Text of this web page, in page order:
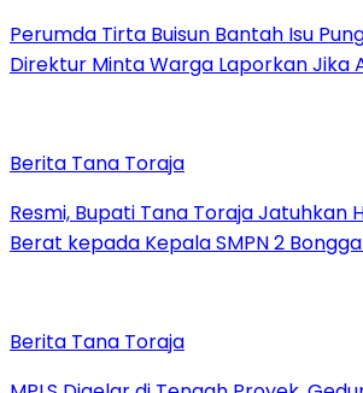
Perumda Tirta Buisun Bantah Isu
Direktur Minta Warga Laporkan Jika
Berita Tana Toraja
Resmi, Bupati Tana Toraja Jatuhkan
Berat kepada Kepala SMPN 2
Berita Tana Toraja